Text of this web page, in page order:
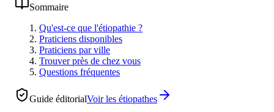
Sommaire
Qu'est-ce que l'étiopathie ?
Praticiens disponibles
Praticiens par ville
Trouver près de chez vous
Questions fréquentes
Guide éditorialVoir les étiopathes